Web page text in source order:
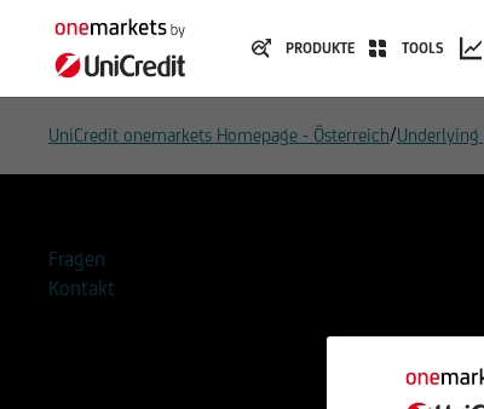
PRODUKTE TOOLS
UniCredit onemarkets Homepage - Österreich/Underlying
Fragen
Kontakt